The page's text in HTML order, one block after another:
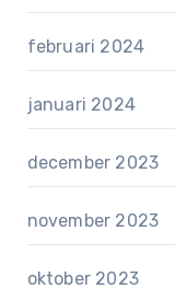
februari 2024
januari 2024
december 2023
november 2023
oktober 2023